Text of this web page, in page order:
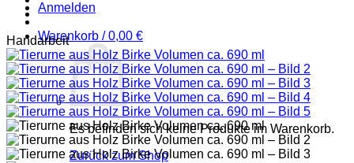
Anmelden
Warenkorb /0,00 €
Es befinden sich keine Produkte im Warenkorb.
Zurück zum Shop
Handarbeit